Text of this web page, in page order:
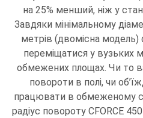
на 25% менший, ніж у
Завдяки мінімальному
метрів (двомісна
переміщатися у вузьких
обмежених площах. Чи то
повороти в полі, чи
працювати в обмеженому
радіус повороту CFORCE